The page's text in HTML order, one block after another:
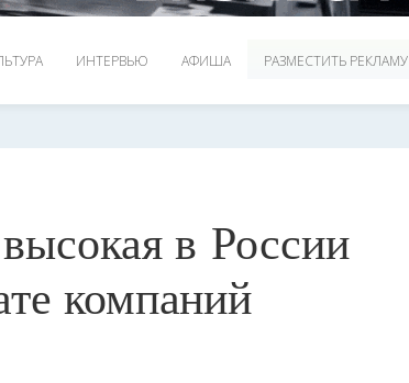
ИНТЕРВЬЮ АФИША РАЗМЕСТИТЬ РЕКЛАМУ
в России
компаний